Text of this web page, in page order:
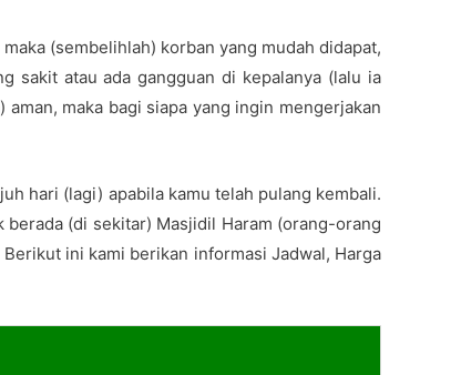
(sembelihlah) korban yang mudah didapat,
sakit atau ada gangguan di kepalanya (lalu ia
maka bagi siapa yang ingin mengerjakan
hari (lagi) apabila kamu telah pulang kembali.
(di sekitar) Masjidil Haram (orang-orang
ini kami berikan informasi Jadwal, Harga